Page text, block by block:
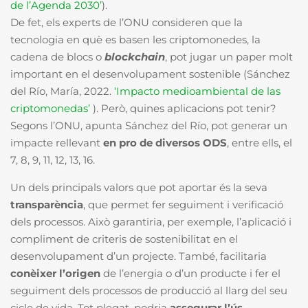
de l’Agenda 2030’).
De fet, els experts de l’ONU consideren que la
tecnologia en què es basen les criptomonedes, la
cadena de blocs o blockchain, pot jugar un paper molt
important en el desenvolupament sostenible (Sánchez
del Río, María, 2022. ‘Impacto medioambiental de las
criptomonedas’ ). Però, quines aplicacions pot tenir?
Segons l’ONU, apunta Sánchez del Río, pot generar un
impacte rellevant en pro de diversos ODS, entre ells, el
7, 8, 9, 11, 12, 13, 16.
Un dels principals valors que pot aportar és la seva
transparència, que permet fer seguiment i verificació
dels processos. Això garantiria, per exemple, l’aplicació i
compliment de criteris de sostenibilitat en el
desenvolupament d’un projecte. També, facilitaria
conèixer l’origen de l’energia o d’un producte i fer el
seguiment dels processos de producció al llarg del seu